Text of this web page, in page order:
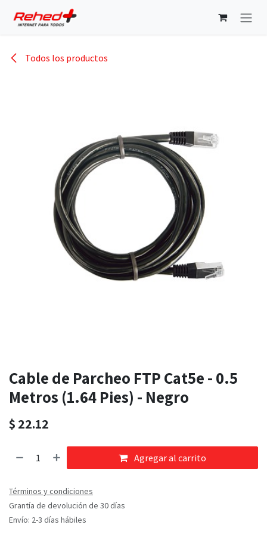
Todos los productos
Cable de Parcheo FTP Cat5e - 0.5
Metros (1.64 Pies) - Negro
$ 22.12
Agregar al carrito
Términos y condiciones
Grantía de devolución de 30 días
Envío: 2-3 días hábiles